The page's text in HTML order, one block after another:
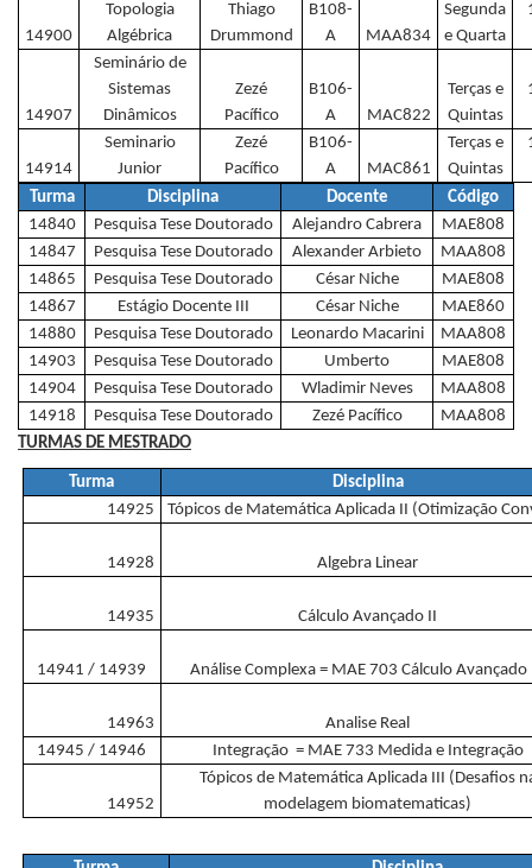
14900
Topologia
Algébrica
Thiago
Drummond
B108-
A
MAA834
Segunda
e Quarta
14907
Seminário de
Sistemas
Dinâmicos
Zezé
Pacífico
B106-
A
MAC822
Terças e
Quintas
14914
Seminario
Junior
Zezé
Pacífico
B106-
A
MAC861
Terças e
Quintas
Turma Disciplina Docente
Código
14840
Pesquisa Tese Doutorado Alejandro Cabrera
MAE808
14847
Pesquisa Tese Doutorado Alexander Arbieto
MAA808
14865
Pesquisa Tese Doutorado César Niche
MAE808
14867
Estágio Docente III César Niche
MAE860
14880
Pesquisa Tese Doutorado Leonardo Macarini
MAA808
14903
Pesquisa Tese Doutorado Umberto
MAE808
14904
Pesquisa Tese Doutorado Wladimir Neves
MAA808
14918
Pesquisa Tese Doutorado Zezé Pacífico
MAA808
TURMAS DE MESTRADO
Turma
Disciplina
14925
Tópicos de Matemática Aplicada II (Otimização
14928 Algebra Linear
14935 Cálculo Avançado II
14941 / 14939 Análise Complexa = MAE 703 Cálculo Avançado
14963
Analise Real
14945 / 14946
Integração = MAE 733 Medida e Integração
14952
Tópicos de Matemática Aplicada III (Desafios
modelagem biomatematicas)